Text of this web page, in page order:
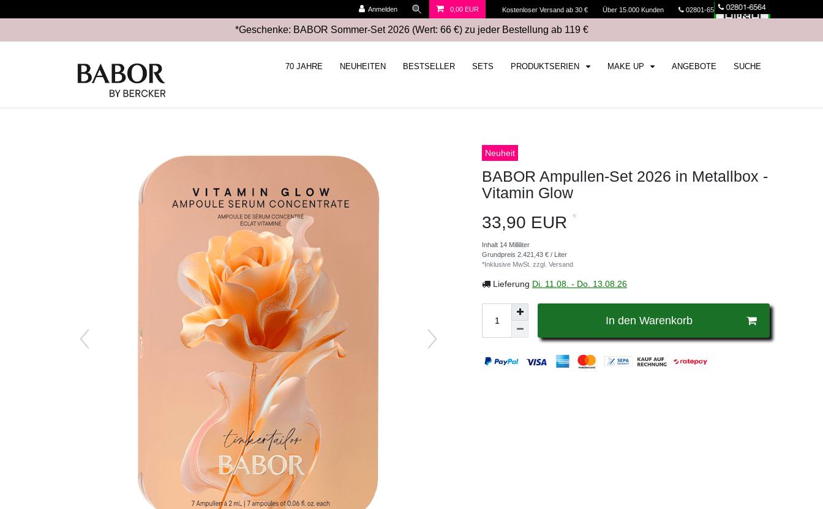
Kostenloser Versand ab 30 € Über 15.000 Kunden 02801-6564 Kasse
Anmelden 0,00 EUR
*Geschenke: BABOR Sommer-Set 2026 (Wert: 66 €) zu jeder Bestellung ab 119 €
70 JAHRE NEUHEITEN BESTSELLER SETS PRODUKTSERIEN MAKE UP ANGEBOTE SUCHE
Neuheit
BABOR Ampullen-Set 2026 in Metallbox -
Vitamin Glow
33,90 EUR *
Inhalt 14 Milliliter
Grundpreis 2.421,43 € / Liter
*Inklusive MwSt. zzgl. Versand
Lieferung Di. 11.08. - Do. 13.08.26
In den Warenkorb